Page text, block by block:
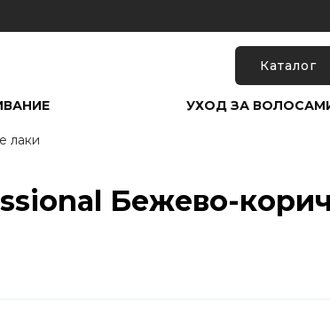
Каталог
УХОД ЗА
лаки
Бежево-